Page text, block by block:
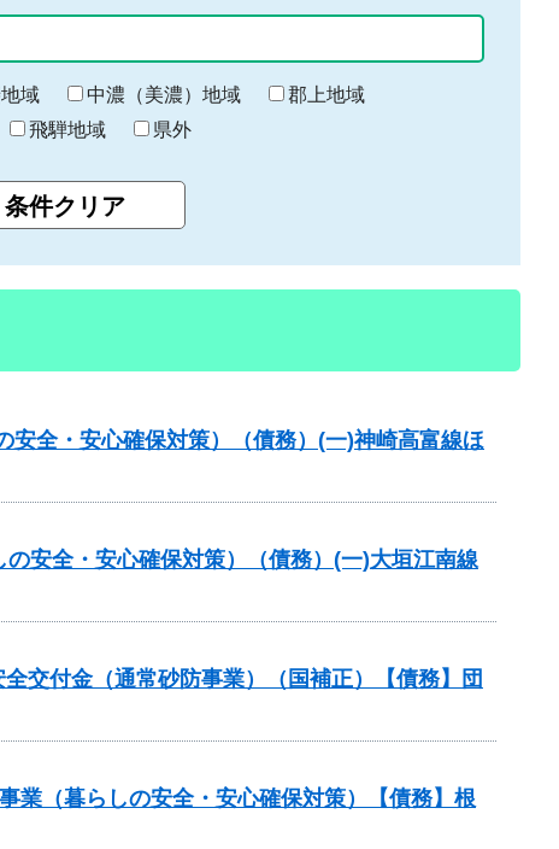
域 中濃（美濃）地域
郡上地域
飛騨地域 県外
全・安心確保対策）（債務）(一)神崎高富線ほ
安全・安心確保対策）（債務）(一)大垣江南線
交付金（通常砂防事業）（国補正）【債務】団
（暮らしの安全・安心確保対策）【債務】根